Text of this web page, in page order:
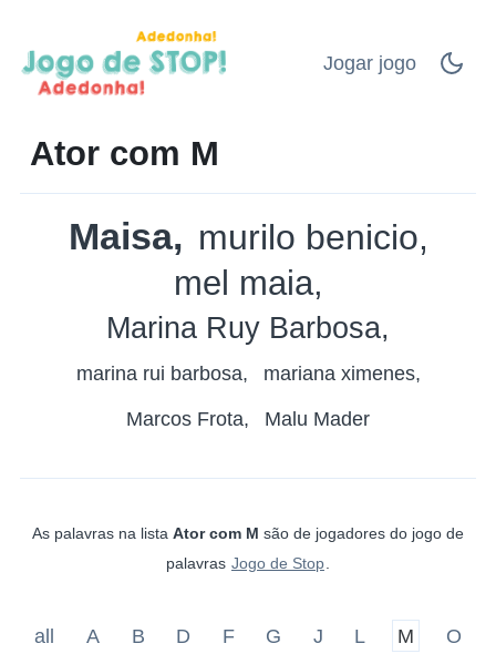
Jogar jogo
Ator com M
Maisa murilo benicio
mel maia
Marina Ruy Barbosa
marina rui barbosa mariana ximenes
Marcos Frota Malu Mader
As palavras na lista Ator com M são de jogadores do jogo de
palavras Jogo de Stop
all A B D F G J L M
O